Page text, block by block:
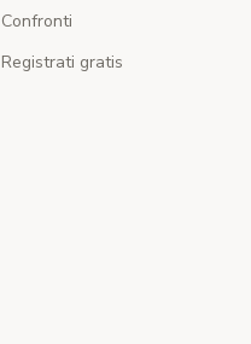
Confronti
Registrati gratis